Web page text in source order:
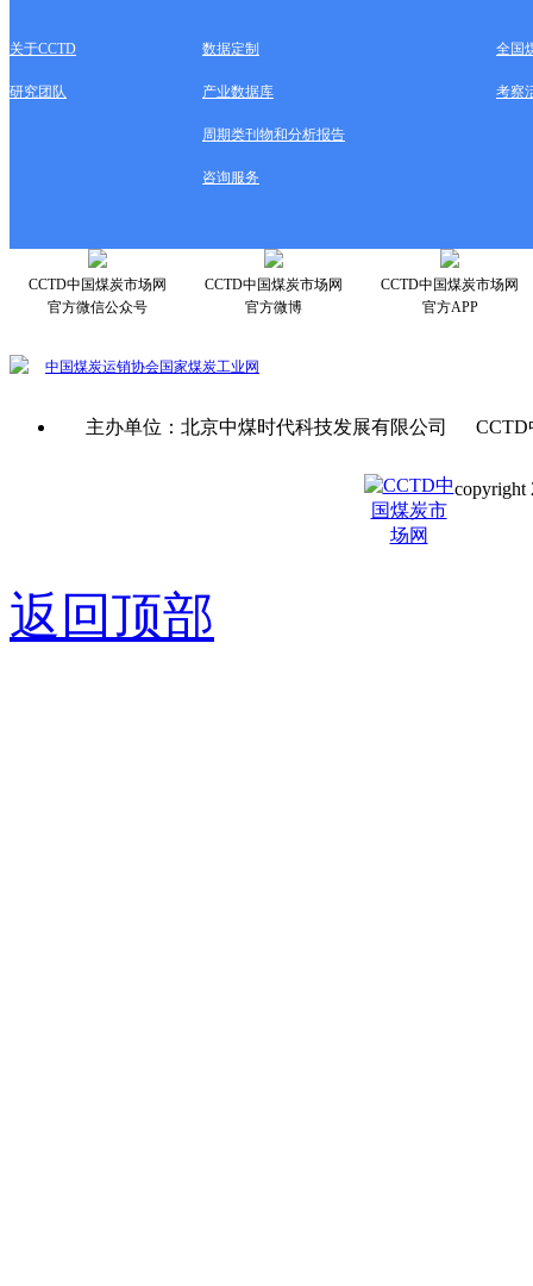
关于CCTD 数据定制 全国
研究团队 产业数据库 考察
周期类刊物和分析报告
咨询服务
CCTD中国煤炭市场网
官方微信公众号
CCTD中国煤炭市场网
官方微博
CCTD中国煤炭市场网
官方APP
中国煤炭运销协会国家煤炭工业网
主办单位：北京中煤时代科技发展有限公司
copyright
返回顶部